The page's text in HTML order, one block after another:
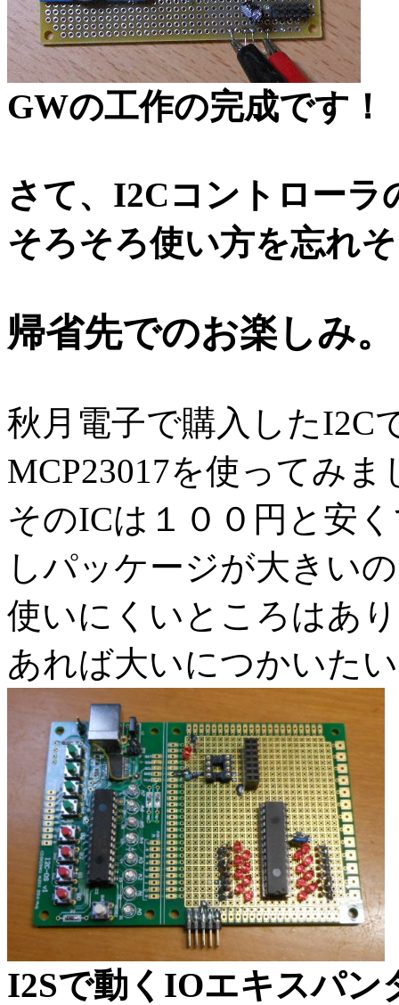
GWの工作の完成です！
さて、I2Cコントロー
そろそろ使い方を忘れ
帰省先でのお楽しみ。
秋月電子で購入したI2C
MCP23017を使ってみま
そのICは１００円と安
しパッケージが大きい
使いにくいところはあ
あれば大いにつかいた
I2Sで動くIOエキスパ